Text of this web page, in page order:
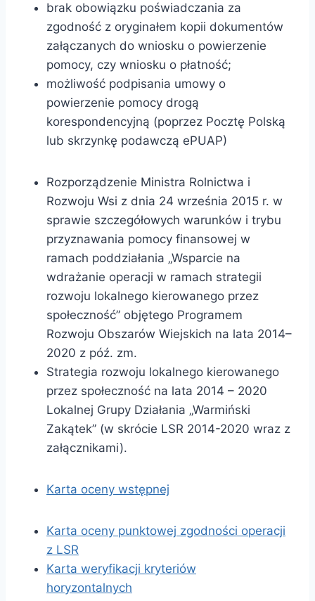
brak obowiązku poświadczania za
zgodność z oryginałem kopii dokumentów
załączanych do wniosku o powierzenie
pomocy, czy wniosku o płatność;
możliwość podpisania umowy o
powierzenie pomocy drogą
korespondencyjną (poprzez Pocztę Polską
lub skrzynkę podawczą ePUAP)
Rozporządzenie Ministra Rolnictwa i
Rozwoju Wsi z dnia 24 września 2015 r. w
sprawie szczegółowych warunków i trybu
przyznawania pomocy finansowej w
ramach poddziałania „Wsparcie na
wdrażanie operacji w ramach strategii
rozwoju lokalnego kierowanego przez
społeczność” objętego Programem
Rozwoju Obszarów Wiejskich na lata 2014–
2020 z póź. zm.
Strategia rozwoju lokalnego kierowanego
przez społeczność na lata 2014 – 2020
Lokalnej Grupy Działania „Warmiński
Zakątek” (w skrócie LSR 2014-2020 wraz z
załącznikami).
Karta oceny wstępnej
Karta oceny punktowej zgodności operacji
z LSR
Karta weryfikacji kryteriów
horyzontalnych